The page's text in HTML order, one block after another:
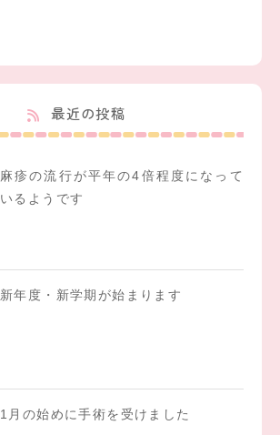
最近の投稿
麻疹の流行が平年の4倍程度になって
いるようです
新年度・新学期が始まります
1月の始めに手術を受けました